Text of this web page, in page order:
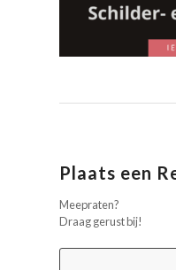
Plaats een
Meepraten?
Draag gerust bij!